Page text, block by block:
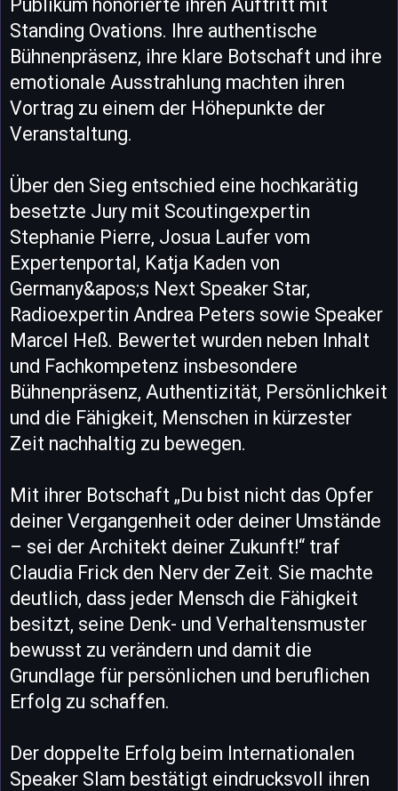
Publikum honorierte ihren Auftritt mit
Standing Ovations. Ihre authentische
Bühnenpräsenz, ihre klare Botschaft und ihre
emotionale Ausstrahlung machten ihren
Vortrag zu einem der Höhepunkte der
Veranstaltung.
Über den Sieg entschied eine hochkarätig
besetzte Jury mit Scoutingexpertin
Stephanie Pierre, Josua Laufer vom
Expertenportal, Katja Kaden von
Germany&apos;s Next Speaker Star,
Radioexpertin Andrea Peters sowie Speaker
Marcel Heß. Bewertet wurden neben Inhalt
und Fachkompetenz insbesondere
Bühnenpräsenz, Authentizität, Persönlichkeit
und die Fähigkeit, Menschen in kürzester
Zeit nachhaltig zu bewegen.
Mit ihrer Botschaft „Du bist nicht das Opfer
deiner Vergangenheit oder deiner Umstände
– sei der Architekt deiner Zukunft!“ traf
Claudia Frick den Nerv der Zeit. Sie machte
deutlich, dass jeder Mensch die Fähigkeit
besitzt, seine Denk- und Verhaltensmuster
bewusst zu verändern und damit die
Grundlage für persönlichen und beruflichen
Erfolg zu schaffen.
Der doppelte Erfolg beim Internationalen
Speaker Slam bestätigt eindrucksvoll ihren